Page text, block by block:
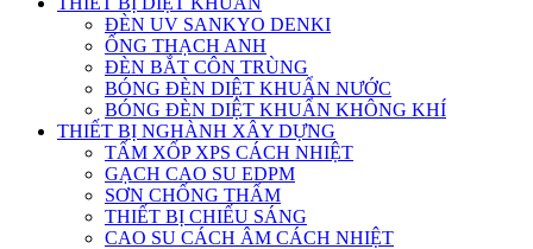
ĐÈN UV SANKYO DENKI
ỐNG THẠCH ANH
ĐÈN BẮT CÔN TRÙNG
BÓNG ĐÈN DIỆT KHUẨN NƯỚC
BÓNG ĐÈN DIỆT KHUẨN KHÔNG KHÍ
THIẾT BỊ NGHÀNH XÂY DỰNG
TẤM XỐP XPS CÁCH NHIỆT
GẠCH CAO SU EDPM
SƠN CHỐNG THẤM
THIẾT BỊ CHIẾU SÁNG
CAO SU CÁCH ÂM CÁCH NHIỆT